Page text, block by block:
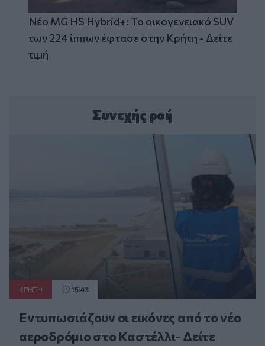
Νέο MG HS Hybrid+: Το οικογενειακό SUV
των 224 ίππων έφτασε στην Κρήτη - Δείτε
τιμή
Συνεχής ροή
ΚΡΗΤΗ 15:43
Εντυπωσιάζουν οι εικόνες από το νέο
αεροδρόμιο στο Καστέλλι- Δείτε